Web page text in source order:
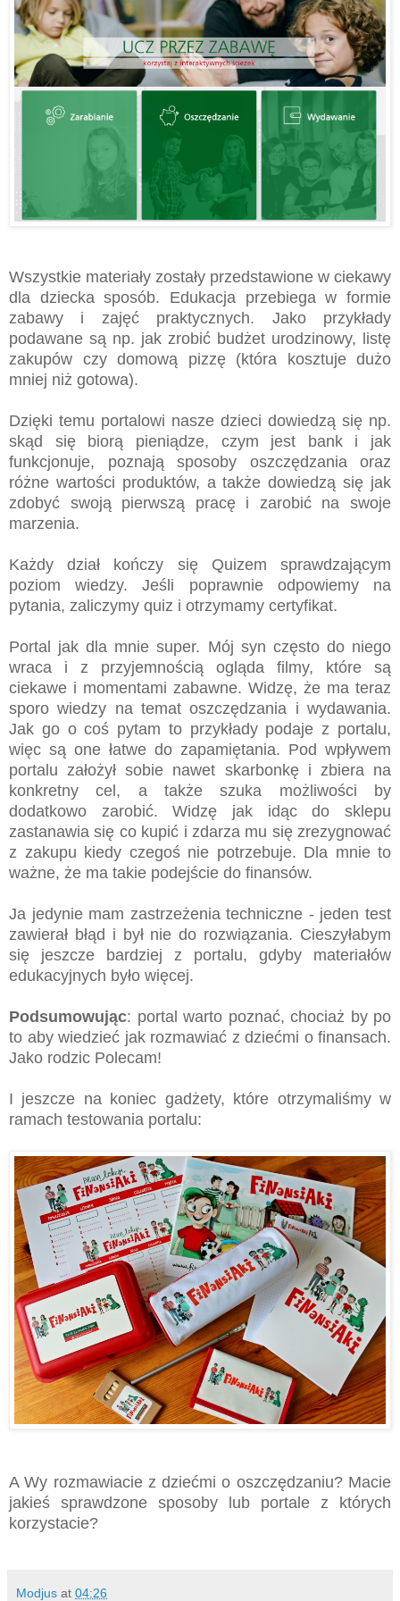
Wszystkie materiały zostały przedstawione w ciekawy
dla dziecka sposób. Edukacja przebiega w formie
zabawy i zajęć praktycznych. Jako przykłady
podawane są np. jak zrobić budżet urodzinowy, listę
zakupów czy domową pizzę (która kosztuje dużo
mniej niż gotowa).
Dzięki temu portalowi nasze dzieci dowiedzą się np.
skąd się biorą pieniądze, czym jest bank i jak
funkcjonuje, poznają sposoby oszczędzania oraz
różne wartości produktów, a także dowiedzą się jak
zdobyć swoją pierwszą pracę i zarobić na swoje
marzenia.
Każdy dział kończy się Quizem sprawdzającym
poziom wiedzy. Jeśli poprawnie odpowiemy na
pytania, zaliczymy quiz i otrzymamy certyfikat.
Portal jak dla mnie super. Mój syn często do niego
wraca i z przyjemnością ogląda filmy, które są
ciekawe i momentami zabawne. Widzę, że ma teraz
sporo wiedzy na temat oszczędzania i wydawania.
Jak go o coś pytam to przykłady podaje z portalu,
więc są one łatwe do zapamiętania. Pod wpływem
portalu założył sobie nawet skarbonkę i zbiera na
konkretny cel, a także szuka możliwości by
dodatkowo zarobić. Widzę jak idąc do sklepu
zastanawia się co kupić i zdarza mu się zrezygnować
z zakupu kiedy czegoś nie potrzebuje. Dla mnie to
ważne, że ma takie podejście do finansów.
Ja jedynie mam zastrzeżenia techniczne - jeden test
zawierał błąd i był nie do rozwiązania. Cieszyłabym
się jeszcze bardziej z portalu, gdyby materiałów
edukacyjnych było więcej.
Podsumowując: portal warto poznać, chociaż by po
to aby wiedzieć jak rozmawiać z dziećmi o finansach.
Jako rodzic Polecam!
I jeszcze na koniec gadżety, które otrzymaliśmy w
ramach testowania portalu:
A Wy rozmawiacie z dziećmi o oszczędzaniu? Macie
jakieś sprawdzone sposoby lub portale z których
korzystacie?
Modjus at 04:26